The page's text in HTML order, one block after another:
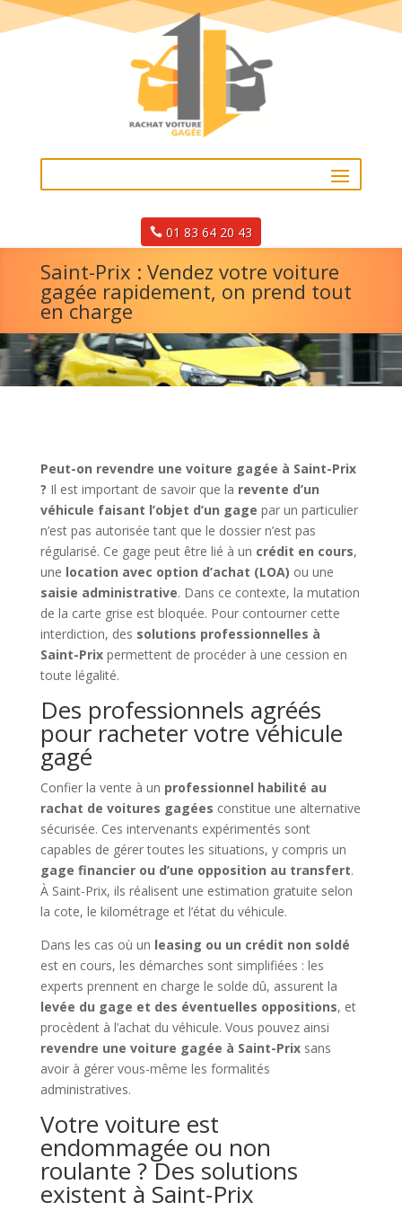
01 83 64 20 43
Saint-Prix : Vendez votre voiture
gagée rapidement, on prend tout
en charge
Peut-on revendre une voiture gagée à Saint-Prix
? Il est important de savoir que la revente d’un
véhicule faisant l’objet d’un gage par un particulier
n’est pas autorisée tant que le dossier n’est pas
régularisé. Ce gage peut être lié à un crédit en cours,
une location avec option d’achat (LOA) ou une
saisie administrative. Dans ce contexte, la mutation
de la carte grise est bloquée. Pour contourner cette
interdiction, des solutions professionnelles à
Saint-Prixpermettent de procéder à une cession en
toute légalité.
Des professionnels agréés
pour racheter votre véhicule
gagé
Confier la vente à un professionnel habilité au
rachat de voitures gagées constitue une alternative
sécurisée. Ces intervenants expérimentés sont
capables de gérer toutes les situations, y compris un
gage financier ou d’une opposition au transfert.
À Saint-Prix, ils réalisent une estimation gratuite selon
la cote, le kilométrage et l’état du véhicule.
Dans les cas où un leasing ou un crédit non soldé
est en cours, les démarches sont simplifiées : les
experts prennent en charge le solde dû, assurent la
levée du gage et des éventuelles oppositions, et
procèdent à l’achat du véhicule. Vous pouvez ainsi
revendre une voiture gagée à Saint-Prixsans
avoir à gérer vous-même les formalités
administratives.
Votre voiture est
endommagée ou non
roulante ? Des solutions
existent à Saint-Prix